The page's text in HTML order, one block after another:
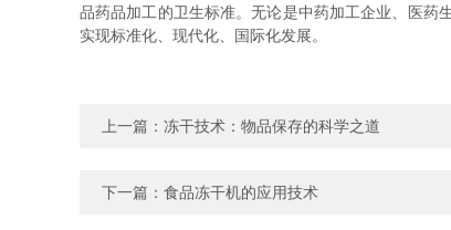
品药品加工的卫生标准。无论是中药加工企业、医药
实现标准化、现代化、国际化发展。
上一篇： 冻干技术：物品保存的科学之道
下一篇： 食品冻干机的应用技术